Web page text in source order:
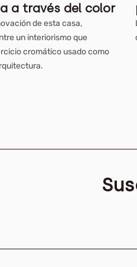
a través del color
de esta casa,
un interiorismo que
cromático usado como